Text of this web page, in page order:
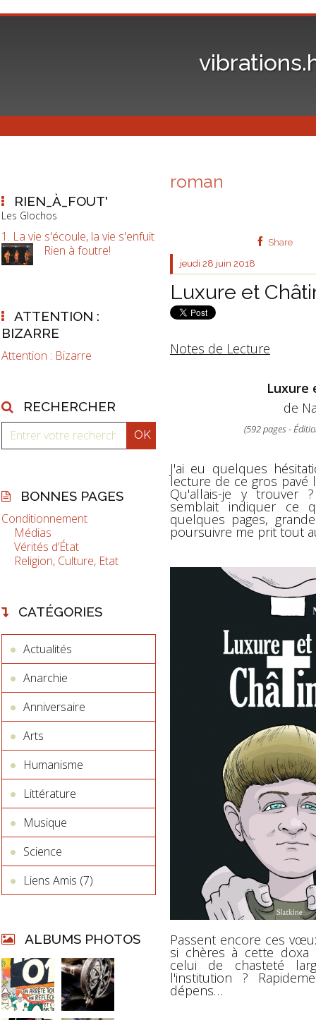
RIEN_À_FOUT'
Les Glochos
1. La vie s'écoule, la vie s'enfuit
Rien à foutre!
ATTENTION :
BIZARRE
Attention : Bizarre
RECHERCHER
BONNES PAGES
Conditionnement
Médias
Vérités d’État
Religion, Culture, Etat
CATÉGORIES
Actualités
Anarchie
Anniversaire
Arts
Humanisme
Littérature
Musique
Science
Liens Amis (7)
ALBUMS PHOTOS
roman
Share
jeudi 28 juin 2018
Luxure et
Notes de Lecture
Luxure
de
(592 pages -
J'ai eu quelques
lecture de ce gros pavé
Qu'allais-je y trouver
semblait indiquer ce
quelques pages,
poursuivre me prit tout
Passent encore ces
si chères à cette doxa
celui de chasteté
l'institution ?
dépens…